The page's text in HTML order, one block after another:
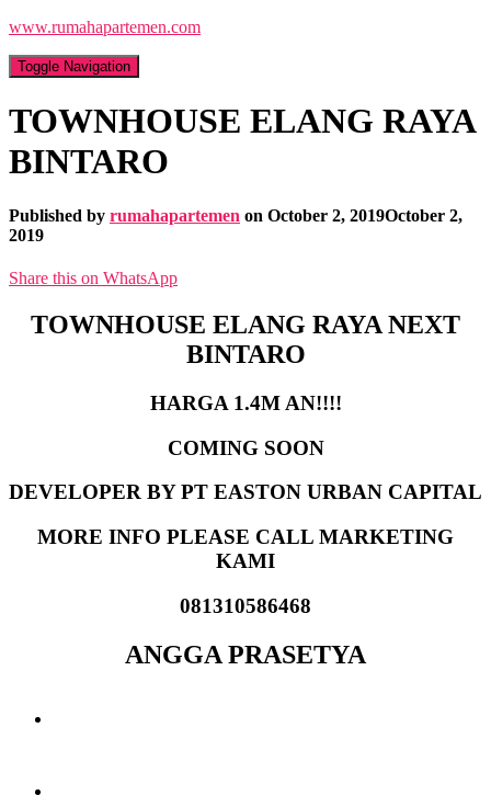
www.rumahapartemen.com
Toggle Navigation
TOWNHOUSE ELANG RAYA
BINTARO
Published by rumahapartemen on October 2, 2019October 2,
2019
Share this on WhatsApp
TOWNHOUSE ELANG RAYA NEXT
BINTARO
HARGA 1.4M AN!!!!
COMING SOON
DEVELOPER BY PT EASTON URBAN CAPITAL
MORE INFO PLEASE CALL MARKETING
KAMI
081310586468
ANGGA PRASETYA